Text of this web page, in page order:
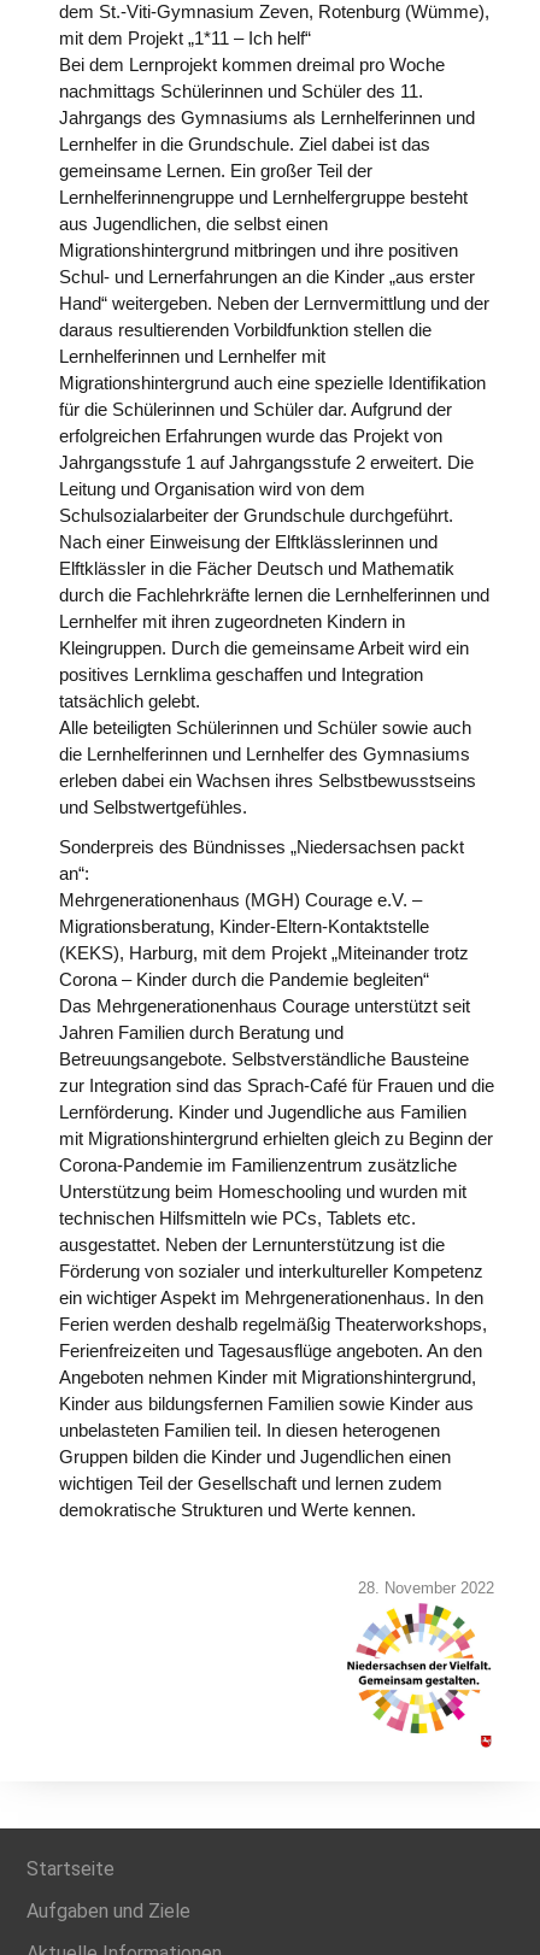
dem St.-Viti-Gymnasium Zeven, Rotenburg (Wümme),
mit dem Projekt „1*11 – Ich helf“
Bei dem Lernprojekt kommen dreimal pro Woche
nachmittags Schülerinnen und Schüler des 11.
Jahrgangs des Gymnasiums als Lernhelferinnen und
Lernhelfer in die Grundschule. Ziel dabei ist das
gemeinsame Lernen. Ein großer Teil der
Lernhelferinnengruppe und Lernhelfergruppe besteht
aus Jugendlichen, die selbst einen
Migrationshintergrund mitbringen und ihre positiven
Schul- und Lernerfahrungen an die Kinder „aus erster
Hand“ weitergeben. Neben der Lernvermittlung und der
daraus resultierenden Vorbildfunktion stellen die
Lernhelferinnen und Lernhelfer mit
Migrationshintergrund auch eine spezielle Identifikation
für die Schülerinnen und Schüler dar. Aufgrund der
erfolgreichen Erfahrungen wurde das Projekt von
Jahrgangsstufe 1 auf Jahrgangsstufe 2 erweitert. Die
Leitung und Organisation wird von dem
Schulsozialarbeiter der Grundschule durchgeführt.
Nach einer Einweisung der Elftklässlerinnen und
Elftklässler in die Fächer Deutsch und Mathematik
durch die Fachlehrkräfte lernen die Lernhelferinnen und
Lernhelfer mit ihren zugeordneten Kindern in
Kleingruppen. Durch die gemeinsame Arbeit wird ein
positives Lernklima geschaffen und Integration
tatsächlich gelebt.
Alle beteiligten Schülerinnen und Schüler sowie auch
die Lernhelferinnen und Lernhelfer des Gymnasiums
erleben dabei ein Wachsen ihres Selbstbewusstseins
und Selbstwertgefühles.
Sonderpreis des Bündnisses „Niedersachsen packt
an“:
Mehrgenerationenhaus (MGH) Courage e.V. –
Migrationsberatung, Kinder-Eltern-Kontaktstelle
(KEKS), Harburg, mit dem Projekt „Miteinander trotz
Corona – Kinder durch die Pandemie begleiten“
Das Mehrgenerationenhaus Courage unterstützt seit
Jahren Familien durch Beratung und
Betreuungsangebote. Selbstverständliche Bausteine
zur Integration sind das Sprach-Café für Frauen und die
Lernförderung. Kinder und Jugendliche aus Familien
mit Migrationshintergrund erhielten gleich zu Beginn der
Corona-Pandemie im Familienzentrum zusätzliche
Unterstützung beim Homeschooling und wurden mit
technischen Hilfsmitteln wie PCs, Tablets etc.
ausgestattet. Neben der Lernunterstützung ist die
Förderung von sozialer und interkultureller Kompetenz
ein wichtiger Aspekt im Mehrgenerationenhaus. In den
Ferien werden deshalb regelmäßig Theaterworkshops,
Ferienfreizeiten und Tagesausflüge angeboten. An den
Angeboten nehmen Kinder mit Migrationshintergrund,
Kinder aus bildungsfernen Familien sowie Kinder aus
unbelasteten Familien teil. In diesen heterogenen
Gruppen bilden die Kinder und Jugendlichen einen
wichtigen Teil der Gesellschaft und lernen zudem
demokratische Strukturen und Werte kennen.
28. November 2022
Startseite
Aufgaben und Ziele